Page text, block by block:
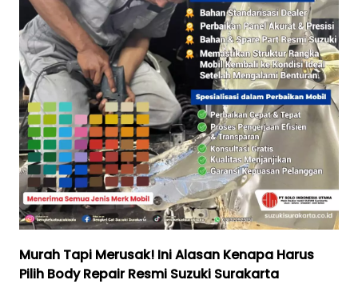
Murah Tapi Merusak! Ini Alasan Kenapa Harus
Pilih Body Repair Resmi Suzuki Surakarta